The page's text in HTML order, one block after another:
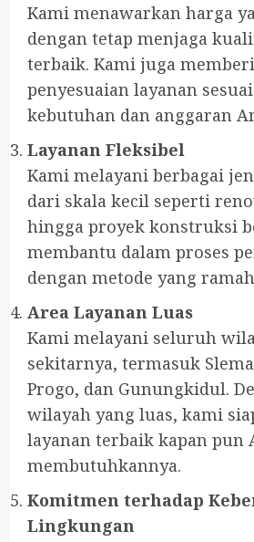
Kami menawarkan harga
dengan tetap menjaga
terbaik. Kami juga
penyesuaian layanan
kebutuhan dan anggaran
Layanan Fleksibel
Kami melayani berbagai
dari skala kecil seperti
hingga proyek konstruksi
membantu dalam proses
dengan metode yang
Area Layanan Luas
Kami melayani seluruh
sekitarnya, termasuk
Progo, dan Gunungkidul.
wilayah yang luas, kami
layanan terbaik kapan pun
membutuhkannya.
Komitmen terhadap
Lingkungan